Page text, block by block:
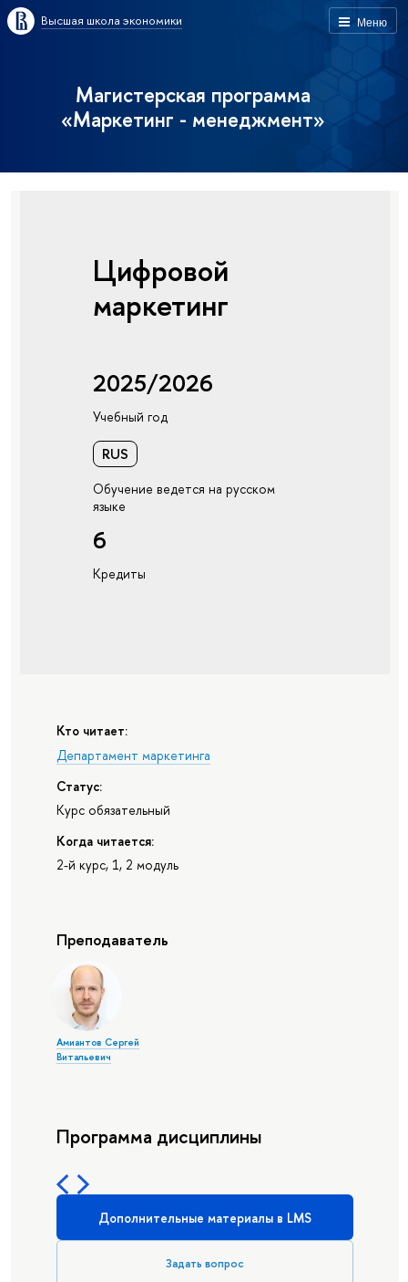
Меню
Высшая школа экономики
Магистерская программа
«Маркетинг - менеджмент»
Цифровой
маркетинг
2025/2026
Учебный год
RUS
Обучение ведется на русском
языке
6
Кредиты
Кто читает:
Департамент маркетинга
Статус:
Курс обязательный
Когда читается:
2-й курс, 1, 2 модуль
Преподаватель
Амиантов Сергей
Витальевич
Программа дисциплины
Дополнительные материалы в LMS
Задать вопрос